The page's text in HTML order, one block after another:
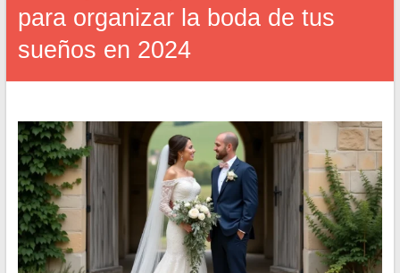
para organizar la boda de tus
sueños en 2024